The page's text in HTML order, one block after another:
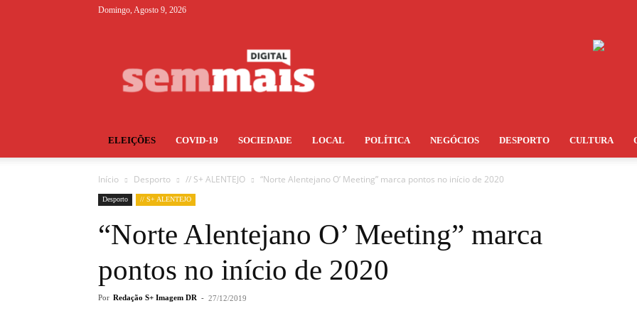
Domingo, Agosto 9, 2026
ELEIÇÕES COVID-19 SOCIEDADE LOCAL POLÍTICA NEGÓCIOS DESPORTO CULTURA
Início Desporto // S+ ALENTEJO “Norte Alentejano O’ Meeting” marca pontos no início de 2020
Desporto // S+ ALENTEJO
“Norte Alentejano O’ Meeting” marca
pontos no início de 2020
Por Redação S+ Imagem DR - 27/12/2019